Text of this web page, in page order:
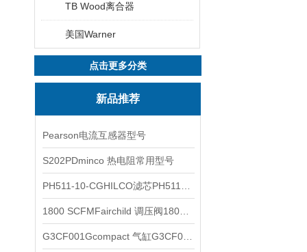
TB Wood离合器
美国Warner
点击更多分类
新品推荐
Pearson电流互感器型号
S202PDminco 热电阻常用型号